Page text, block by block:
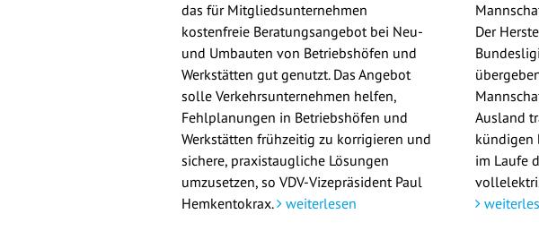
das für Mitgliedsunternehmen
kostenfreie Beratungsangebot bei Neu-
und Umbauten von Betriebshöfen und
Werkstätten gut genutzt. Das Angebot
solle Verkehrsunternehmen helfen,
Fehlplanungen in Betriebshöfen und
Werkstätten frühzeitig zu korrigieren und
sichere, praxistaugliche Lösungen
umzusetzen, so VDV-Vizepräsident Paul
Hemkentokrax.
weiterlesen
Der
Ausland
kündigen
im Laufe